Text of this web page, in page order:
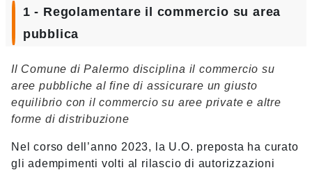
1 - Regolamentare il commercio su area
pubblica
Il Comune di Palermo disciplina il commercio su
aree pubbliche al fine di assicurare un giusto
equilibrio con il commercio su aree private e altre
forme di distribuzione
Nel corso dell’anno 2023, la U.O. preposta ha curato
gli adempimenti volti al rilascio di autorizzazioni